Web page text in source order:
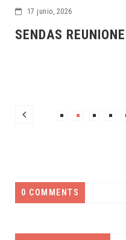
PRODUCTIVAS
0 COMMENTS